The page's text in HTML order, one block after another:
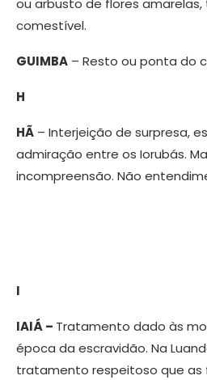
ou arbusto de flores
comestível.
GUIMBA – Resto ou ponta do
H
HÃ – Interjeição de surpresa,
admiração entre os Iorubás.
incompreensão. Não
I
IAIÁ – Tratamento dado às
época da escravidão. Na
tratamento respeitoso que as